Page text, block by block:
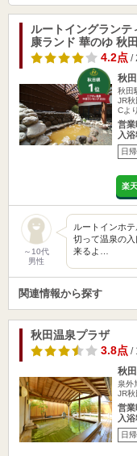
ルートイングランテ
康ランド 華のゆ 秋田
4.2点/
秋
秋田
JR秋
Cよ
営
入
日
楽
～10代
男性
ルートインホ
切って温泉の
来るよ…
関連情報から探す
秋田温泉プラザ
3.8点/
秋
泉外
JR
営
入
日